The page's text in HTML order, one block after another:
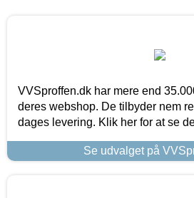
VVSproffen.dk har mere end
deres webshop. De tilbyder nem
dages levering. Klik her for at se
Se udvalget på